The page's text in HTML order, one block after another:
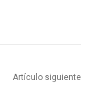
Artículo siguiente